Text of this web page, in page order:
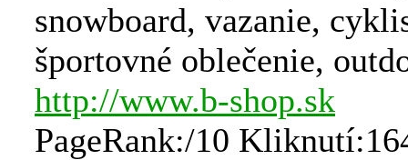
snowboard, vazanie,
športovné oblečenie,
http://www.b-shop.sk
PageRank:/10